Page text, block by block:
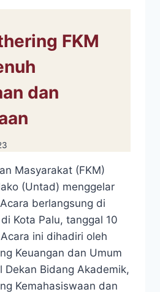
FKM
dan
Masyarakat (FKM)
(Untad) menggelar
berlangsung di
Kota Palu, tanggal 10
ini dihadiri oleh
Keuangan dan Umum
Dekan Bidang Akademik,
Kemahasiswaan dan